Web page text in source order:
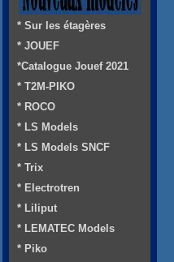
* Sur les étagères
* JOUEF
*Catalogue Jouef 2021
* T2M-PIKO
* ROCO
* LS Models
* LS Models SNCF
* Trix
* Electrotren
* Liliput
* LEMATEC Models
* Piko